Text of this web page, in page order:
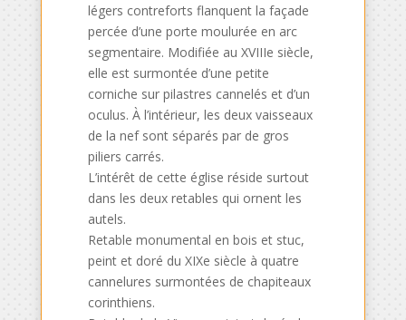
légers contreforts flanquent la façade
percée d’une porte moulurée en arc
segmentaire. Modifiée au XVIIIe siècle,
elle est surmontée d’une petite
corniche sur pilastres cannelés et d’un
oculus. À l’intérieur, les deux vaisseaux
de la nef sont séparés par de gros
piliers carrés.
L’intérêt de cette église réside surtout
dans les deux retables qui ornent les
autels.
Retable monumental en bois et stuc,
peint et doré du XIXe siècle à quatre
cannelures surmontées de chapiteaux
corinthiens.